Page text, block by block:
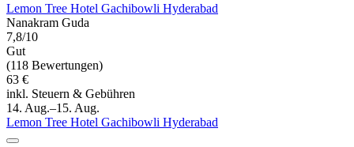
Lemon Tree Hotel Gachibowli Hyderabad
Nanakram Guda
7,8/10
Gut
(118 Bewertungen)
63 €
inkl. Steuern & Gebühren
14. Aug.–15. Aug.
Lemon Tree Hotel Gachibowli Hyderabad